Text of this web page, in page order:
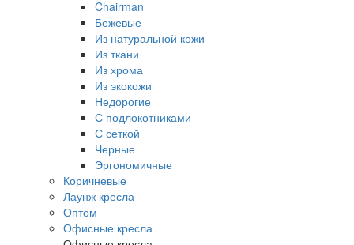
Chairman
Бежевые
Из натуральной кожи
Из ткани
Из хрома
Из экокожи
Недорогие
С подлокотниками
С сеткой
Черные
Эргономичные
Коричневые
Лаунж кресла
Оптом
Офисные кресла